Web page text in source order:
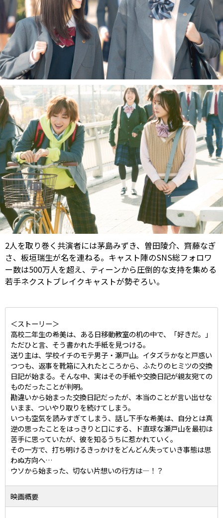
2人を取り巻く共演者には茅島みずき、曽田陵介、齊藤なぎ
さ、板垣瑞生が名を連ねる。キャスト陣のSNS総フォロワ
ー数は500万人を超え、ティーンから圧倒的な支持を集める
若手ネクストブレイクキャストが勢ぞろい。
＜ストーリー＞
高校二年生の希美は、ある日移動教室の机の中で、「好きだ。」
ただひと言、そう書かれた手紙を見つける。
送り主は、学校イチのモテ男子・瀬戸山。イタズラかなと戸惑い
つつも、返事を靴箱に入れたところから、ふたりのヒミツの交換
日記が始まる。そんな中、実はその手紙や交換日記が親友宛ての
ものだったことが判明。
勘違いから始まった交換日記だったが、本当のことが言い出せな
いまま、ついやり取りを続けてしまう。
いつも空気を読みすぎてしまう、話し下手な希美は、自分とは真
逆の思ったことをはっきりと口にする、ド直球な瀬戸山を最初は
苦手に思っていたが、彼を知るうちに惹かれていく。
その一方で、打ち明けるきっかけをどんどん失っていき事態は思
わぬ方向へ…
ウソから始まった、切ない片想いの行方は―！？
映画概要